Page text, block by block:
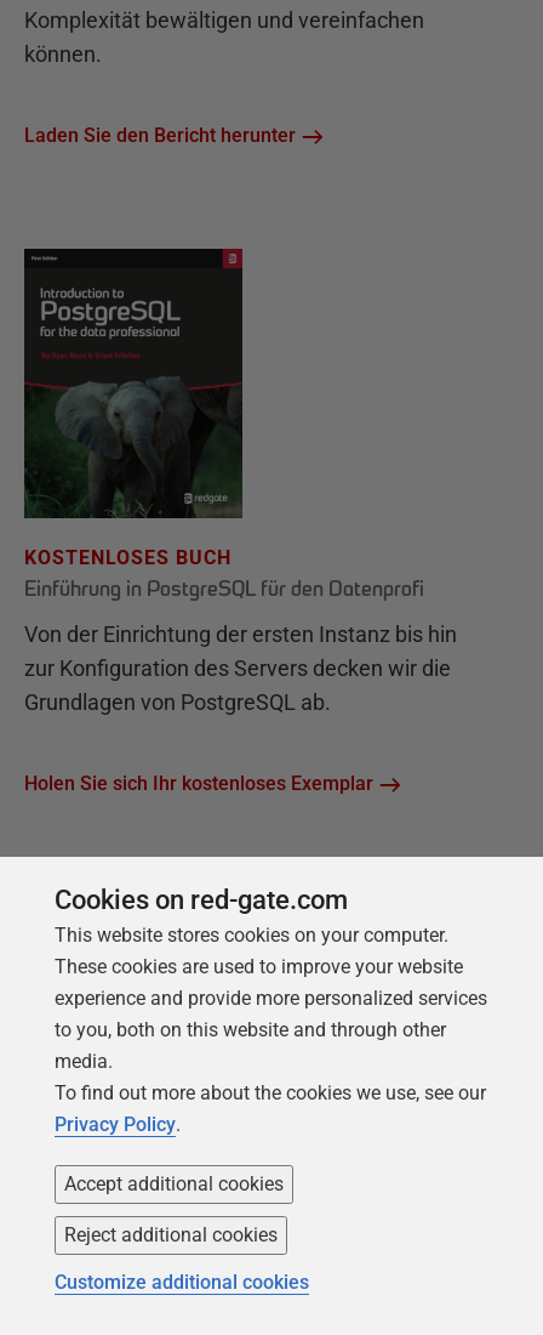
Komplexität bewältigen und vereinfachen
können.
Laden Sie den Bericht herunter
KOSTENLOSES BUCH
Einführung in PostgreSQL für den Datenprofi
Von der Einrichtung der ersten Instanz bis hin
zur Konfiguration des Servers decken wir die
Grundlagen von PostgreSQL ab.
Holen Sie sich Ihr kostenloses Exemplar
Produkte
Redgate Monitor
Redgate Flyway
SQL Toolbelt Essentials
SQL Prompt
Sicherheit und Compliance
Observability
Datenbankänderungs-
Produktivität und Workflow-
Cookies on red-gate.com
This website stores cookies on your computer.
These cookies are used to improve your website
experience and provide more personalized services
to you, both on this website and through other
media.
To find out more about the cookies we use, see our
Privacy Policy.
Accept additional cookies
Reject additional cookies
Customize additional cookies